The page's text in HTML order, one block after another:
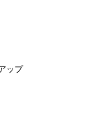
ップ